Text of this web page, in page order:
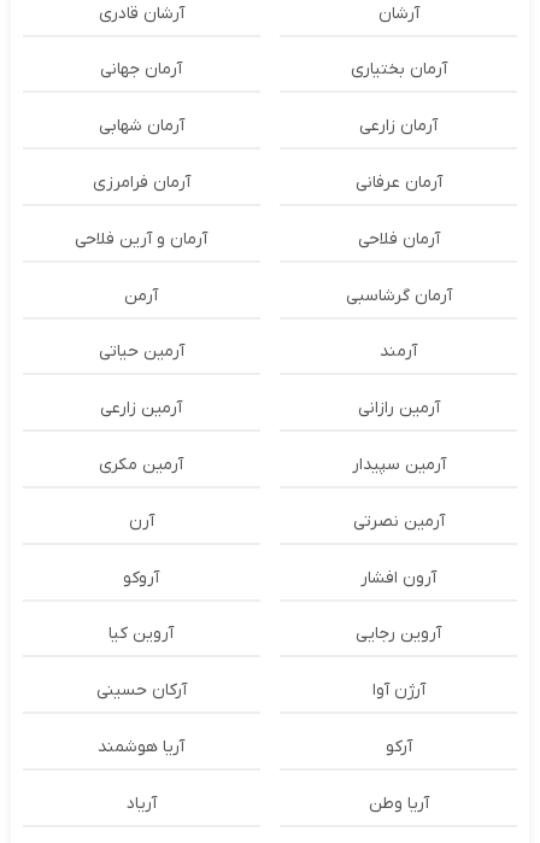
آرشان آرشان قادری
آرمان بختیاری آرمان جهانی
آرمان زارعی آرمان شهابی
آرمان عرفانی آرمان فرامرزی
آرمان فلاحی آرمان و آرین فلاحی
آرمان گرشاسبی آرمن
آرمند آرمین حیاتی
آرمین رازانی آرمین زارعی
آرمین سپیدار آرمین مکری
آرمین نصرتی آرن
آرون افشار آروکو
آروین رجایی آروین کیا
آرژن آوا آرکان حسینی
آرکو آریا هوشمند
آریا وطن آریاد